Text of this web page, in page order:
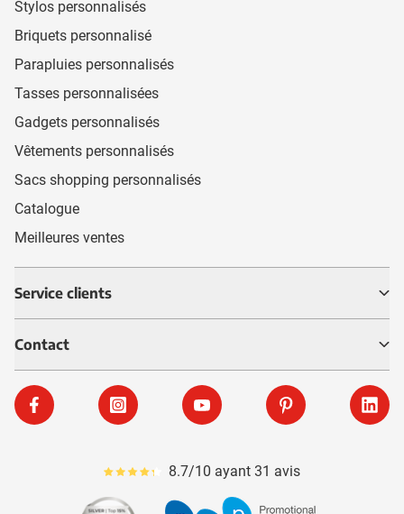
Stylos personnalisés
Briquets personnalisé
Parapluies personnalisés
Tasses personnalisées
Gadgets personnalisés
Vêtements personnalisés
Sacs shopping personnalisés
Catalogue
Meilleures ventes
Service clients
Contact
Facebook Instagram YouTube Pinterest
Le pourcentage moyen d'avis est de 87
8.7/10 ayant 31 avis